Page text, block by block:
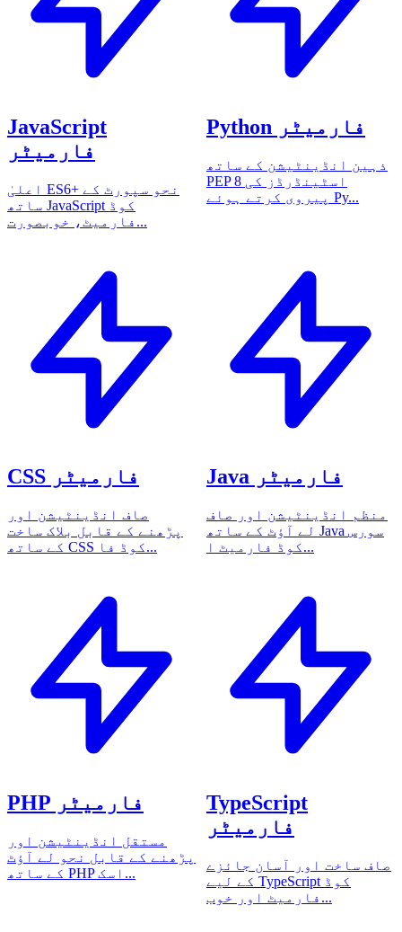
JavaScript
فارمیٹر
اعلیٰ ES6+ نحو سپورٹ کے
ساتھ JavaScript کوڈ
فارمیٹ، خوبصورت...
Python فارمیٹر
ذہین انڈینٹیشن کے ساتھ
PEP 8 اسٹینڈرڈز کی
پیروی کرتے ہوئے Py...
CSS فارمیٹر
صاف انڈینٹیشن اور
پڑھنے کے قابل بلاک ساخت
کے ساتھ CSS کوڈ فا...
Java فارمیٹر
منظم انڈینٹیشن اور صاف
لے آؤٹ کے ساتھ Java سورس
کوڈ فارمیٹ ا...
PHP فارمیٹر
مستقل انڈینٹیشن اور
پڑھنے کے قابل نحو لے آؤٹ
کے ساتھ PHP اسک...
TypeScript
فارمیٹر
صاف ساخت اور آسان جائزے
کے لیے TypeScript کوڈ
فارمیٹ اور خوب...